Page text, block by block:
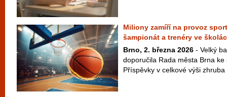
Miliony zamíří na provoz
šampionát a trenéry ve
Brno, 2. března 2026 - Velký
doporučila Rada města Brna
Příspěvky v celkové výši